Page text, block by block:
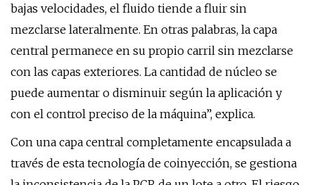
bajas velocidades, el fluido tiende a fluir sin
mezclarse lateralmente. En otras palabras, la capa
central permanece en su propio carril sin mezclarse
con las capas exteriores. La cantidad de núcleo se
puede aumentar o disminuir según la aplicación y
con el control preciso de la máquina”, explica.
Con una capa central completamente encapsulada a
través de esta tecnología de coinyección, se gestiona